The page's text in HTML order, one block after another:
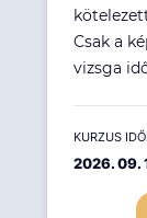
Csak a
vizsga
KURZUS
2026. 09.